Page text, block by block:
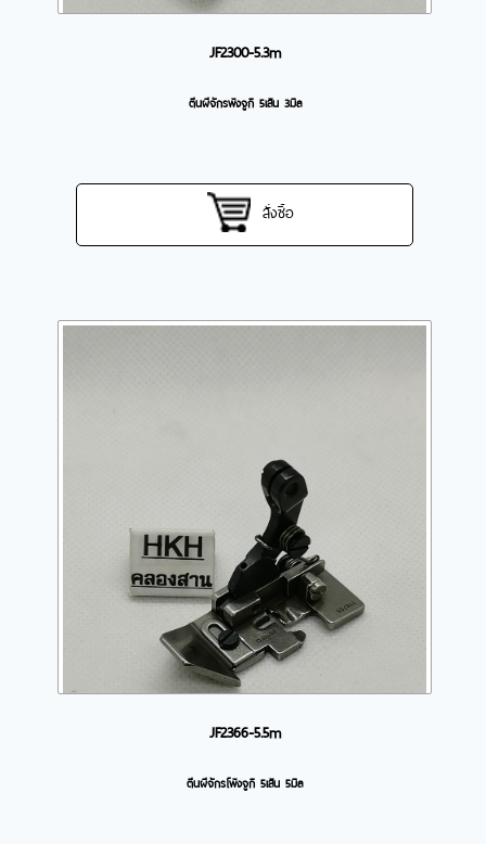
JF2300-5.3m
ตีนผีจักรพ้งจูกิ 5เส้น 3มิล
สั่งซื้อ
JF2366-5.5m
ตีนผีจักรโพ้งจูกิ 5เส้น 5มิล